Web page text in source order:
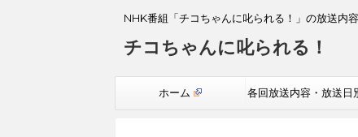
NHK番組「チコちゃんに叱られる！」の放送内
チコちゃんに叱られる！
ホーム 各回放送内容・放送日